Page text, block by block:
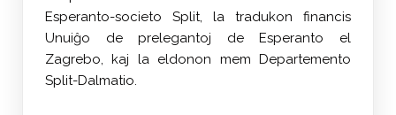
Esperanto-societo Split, la tradukon financis
Unuiĝo de prelegantoj de Esperanto el
Zagrebo, kaj la eldonon mem Departemento
Split-Dalmatio.